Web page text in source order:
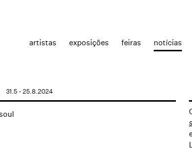
artistas exposições feiras notícias
31.5 - 25.8.2024